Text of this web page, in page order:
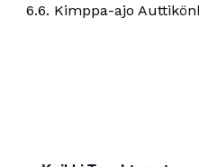
6.6. Kimppa-ajo